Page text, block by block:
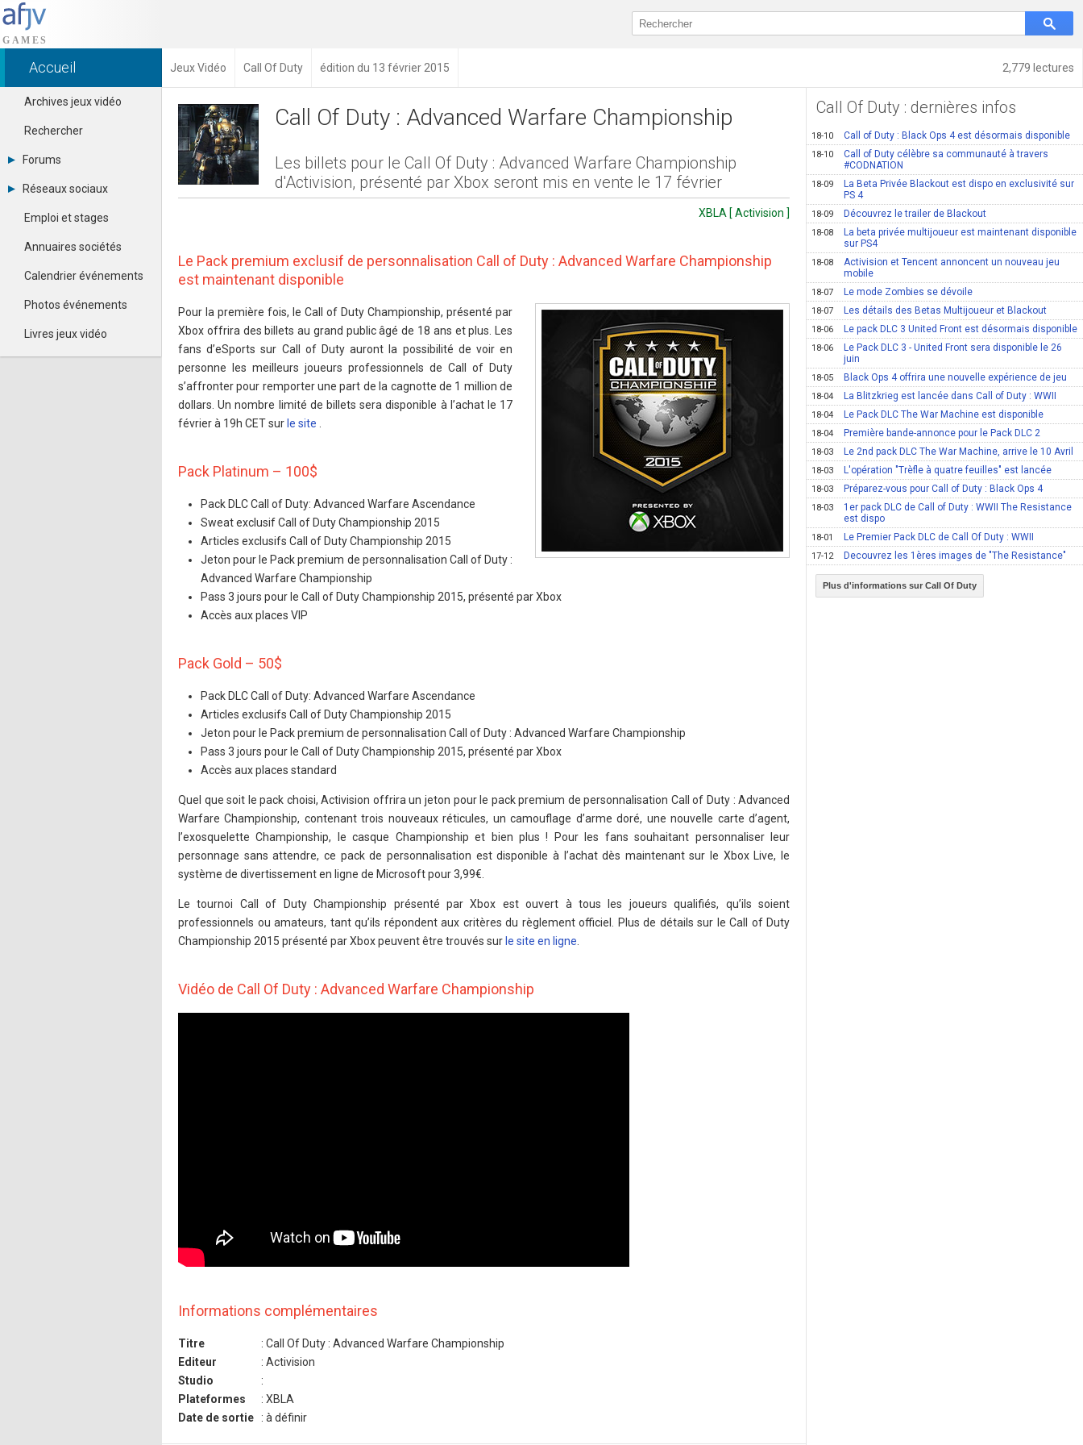
2,779 lectures
Accueil Jeux Vidéo Call Of Duty édition du 13 février 2015
Archives jeux vidéo
Rechercher
Forums
Tous les forums
Se connecter
Contacter un modérateur
Réseaux sociaux
Dailymotion
Facebook
Google+
Pinterest
Youtube
Emploi et stages
Annuaires sociétés
Calendrier événements
Photos événements
Livres jeux vidéo
Call Of Duty : Advanced Warfare Championship
Les billets pour le Call Of Duty : Advanced Warfare Championship
d'Activision, présenté par Xbox seront mis en vente le 17 février
XBLA [ Activision ]
Le Pack premium exclusif de personnalisation Call of Duty : Advanced Warfare Championship
est maintenant disponible
Pour la première fois, le Call of Duty Championship, présenté par
Xbox offrira des billets au grand public âgé de 18 ans et plus. Les
fans d’eSports sur Call of Duty auront la possibilité de voir en
personne les meilleurs joueurs professionnels de Call of Duty
s’affronter pour remporter une part de la cagnotte de 1 million de
dollars. Un nombre limité de billets sera disponible à l’achat le 17
février à 19h CET sur le site
Pack Platinum – 100$
Pack DLC Call of Duty: Advanced Warfare Ascendance
Sweat exclusif Call of Duty Championship 2015
Articles exclusifs Call of Duty Championship 2015
Jeton pour le Pack premium de personnalisation Call of Duty :
Advanced Warfare Championship
Pass 3 jours pour le Call of Duty Championship 2015, présenté par Xbox
Accès aux places VIP
Pack Gold – 50$
Pack DLC Call of Duty: Advanced Warfare Ascendance
Articles exclusifs Call of Duty Championship 2015
Jeton pour le Pack premium de personnalisation Call of Duty : Advanced Warfare Championship
Pass 3 jours pour le Call of Duty Championship 2015, présenté par Xbox
Accès aux places standard
Quel que soit le pack choisi, Activision offrira un jeton pour le pack premium de personnalisation Call of Duty : Advanced
Warfare Championship, contenant trois nouveaux réticules, un camouflage d’arme doré, une nouvelle carte d’agent,
l’exosquelette Championship, le casque Championship et bien plus ! Pour les fans souhaitant personnaliser leur
personnage sans attendre, ce pack de personnalisation est disponible à l’achat dès maintenant sur le Xbox Live, le
système de divertissement en ligne de Microsoft pour 3,99€.
Le tournoi Call of Duty Championship présenté par Xbox est ouvert à tous les joueurs qualifiés, qu’ils soient
professionnels ou amateurs, tant qu’ils répondent aux critères du règlement officiel. Plus de détails sur le Call of Duty
Championship 2015 présenté par Xbox peuvent être trouvés sur le site en ligne
Vidéo de Call Of Duty : Advanced Warfare Championship
Informations complémentaires
Titre
: Call Of Duty : Advanced Warfare Championship
Editeur
: Activision
Studio
:
Plateformes
: XBLA
Date de sortie
: à définir
Call Of Duty : dernières infos
18-10 Call of Duty : Black Ops 4 est désormais disponible
18-10
Call of Duty célèbre sa communauté à travers
#CODNATION
18-09
La Beta Privée Blackout est dispo en exclusivité sur
PS 4
18-09 Découvrez le trailer de Blackout
18-08
La beta privée multijoueur est maintenant disponible
sur PS4
18-08
Activision et Tencent annoncent un nouveau jeu
mobile
18-07 Le mode Zombies se dévoile
18-07 Les détails des Betas Multijoueur et Blackout
18-06 Le pack DLC 3 United Front est désormais disponible
18-06
Le Pack DLC 3 - United Front sera disponible le 26
juin
18-05 Black Ops 4 offrira une nouvelle expérience de jeu
18-04 La Blitzkrieg est lancée dans Call of Duty : WWII
18-04 Le Pack DLC The War Machine est disponible
18-04 Première bande-annonce pour le Pack DLC 2
18-03 Le 2nd pack DLC The War Machine, arrive le 10 Avril
18-03 L'opération "Trèfle à quatre feuilles" est lancée
18-03 Préparez-vous pour Call of Duty : Black Ops 4
18-03
1er pack DLC de Call of Duty : WWII The Resistance
est dispo
18-01 Le Premier Pack DLC de Call Of Duty : WWII
17-12 Decouvrez les 1ères images de "The Resistance"
Plus d'informations sur Call Of Duty